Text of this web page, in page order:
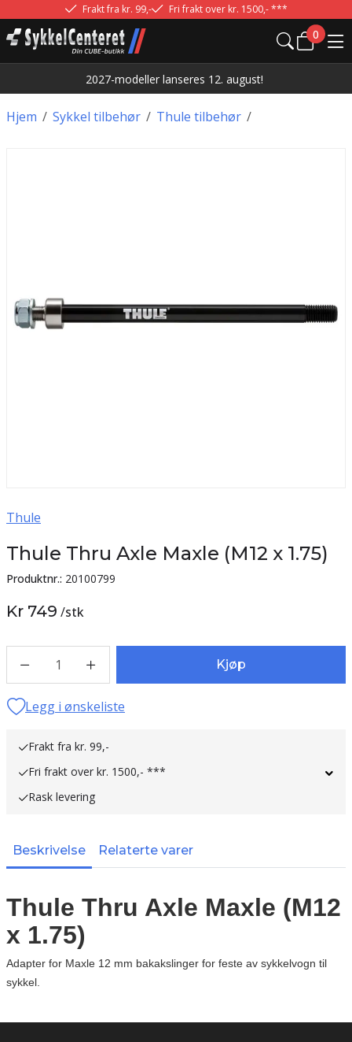
Frakt fra kr. 99,- Fri frakt over kr. 1500,- ***
0
2027-modeller lanseres 12. august!
/
Hjem /
Sykkel tilbehør /
Thule tilbehør
Thule
Thule Thru Axle Maxle (M12 x 1.75)
Produktnr.: 20100799
Kr 749 /stk
1 Kjøp
Legg i ønskeliste
Frakt fra kr. 99,-
Fri frakt over kr. 1500,- ***
Rask levering
Beskrivelse Relaterte varer
Thule Thru Axle Maxle (M12
x 1.75)
Adapter for Maxle 12 mm bakakslinger for feste av sykkelvogn til
sykkel.